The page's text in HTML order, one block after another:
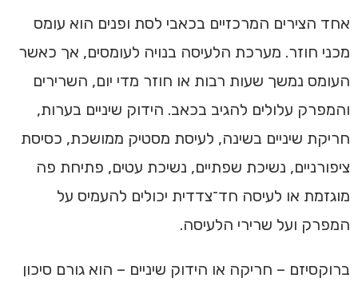
אחד הצירים המרכזיים בכאבי לסת ופנים הוא עומס
מכני חוזר. מערכת הלעיסה בנויה לעומסים, אך כאשר
העומס נמשך שעות רבות או חוזר מדי יום, השרירים
והמפרק עלולים להגיב בכאב. הידוק שיניים בערות,
חריקת שיניים בשינה, לעיסת מסטיק ממושכת, כסיסת
ציפורניים, נשיכת שפתיים, נשיכת עטים, פתיחת פה
מוגזמת או לעיסה חד־צדדית יכולים להעמיס על
המפרק ועל שרירי הלעיסה.
ברוקסיזם – חריקה או הידוק שיניים – הוא גורם סיכון